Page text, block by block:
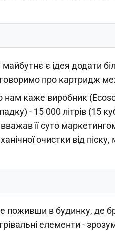
майбутнє є ідея додати
про картридж
нам каже виробник
- 15 000 літрів (15
її суто
очистки від
поживши в будинку, де
елементи -